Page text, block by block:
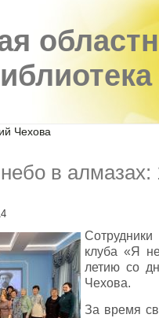
Чехова
в алмазах:
клуба «Я
летию со
Чехова.
За время